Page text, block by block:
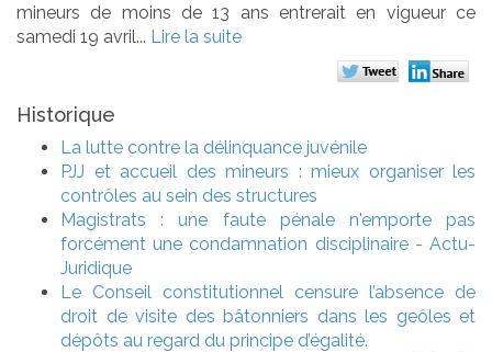
mineurs de moins de 13 ans entrerait en vigueur ce
samedi 19 avril... Lire la suite
Historique
La lutte contre la délinquance juvénile
PJJ et accueil des mineurs : mieux organiser les
contrôles au sein des structures
Magistrats : une faute pénale n'emporte pas
forcément une condamnation disciplinaire - Actu-
Juridique
Le Conseil constitutionnel censure l’absence de
droit de visite des bâtonniers dans les geôles et
dépôts au regard du principe d’égalité.